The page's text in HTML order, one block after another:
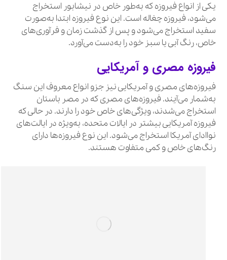
یکی از انواع فیروزه که به‌طور خاص در نیشابور استخراج
می‌شود، فیروزه چغاله است. این نوع فیروزه ابتدا به‌صورت
سفید استخراج می‌شود و پس از گذشت زمان و فرآوری‌های
خاص، رنگ آبی یا سبز خود را به‌دست می‌آورد.
فیروزه مصری و آمریکایی
فیروزه‌های مصری و آمریکایی نیز جزو انواع معروف این سنگ
به‌شمار می‌آیند. فیروزه‌های مصری که در مصر باستان
استخراج می‌شدند، ویژگی‌های خاص خود را دارند. در حالی که
فیروزه آمریکایی بیشتر در ایالات متحده، به‌ویژه در ایالت‌های
نواادای آمریکا استخراج می‌شود. این نوع فیروزه‌ها دارای
رنگ‌های خاص و کمی متفاوت هستند.